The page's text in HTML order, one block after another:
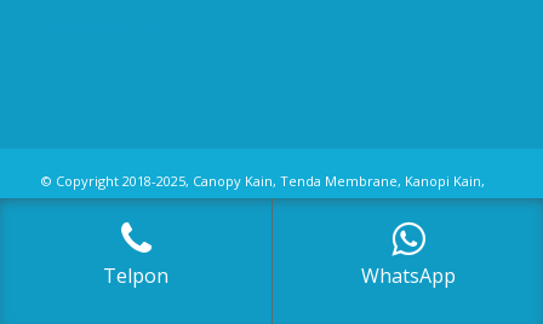
© Copyright 2018-2025, Canopy Kain, Tenda Membrane, Kanopi Kain,
Kanopi Minmalis
Telpon WhatsApp